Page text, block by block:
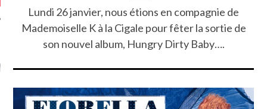
ANNIVERSAIRE
Lundi 26 janvier, nous étions en compagnie de
Mademoiselle K à la Cigale pour fêter la sortie de
son nouvel album, Hungry Dirty Baby….